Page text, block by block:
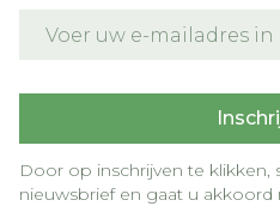
Door op inschrijven te klikken,
nieuwsbrief en gaat u akkoord